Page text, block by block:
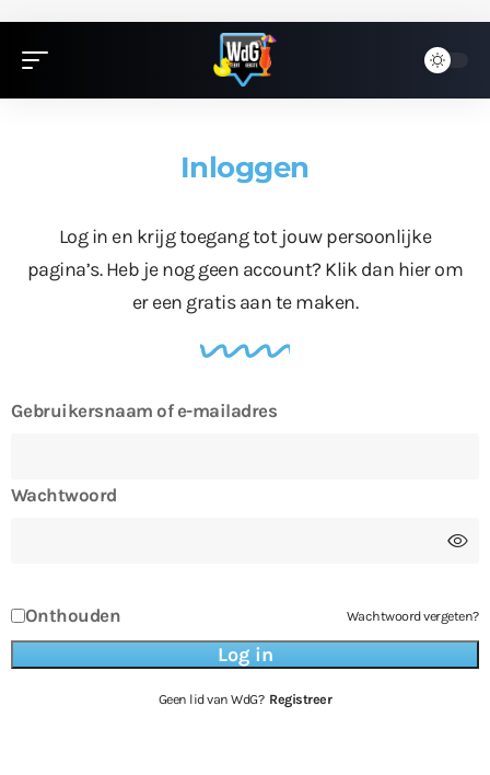
Inloggen
Log in en krijg toegang tot jouw persoonlijke
pagina’s. Heb je nog geen account? Klik dan hierom
er een gratis aan te maken.
Gebruikersnaam of e-mailadres
Wachtwoord
Onthouden Wachtwoord vergeten?
Geen lid van WdG? Registreer